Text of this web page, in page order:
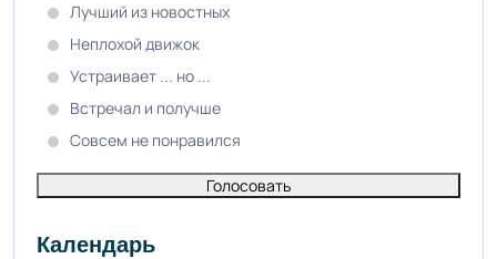
Лучший из новостных
Неплохой движок
Устраивает ... но ...
Встречал и получше
Совсем не понравился
Голосовать
Календарь